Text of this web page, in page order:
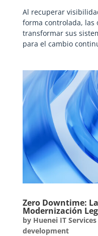
Al recuperar
forma controlada, las
transformar sus
para el cambio
Zero Downtime:
Modernización
by Huenei IT Services
development